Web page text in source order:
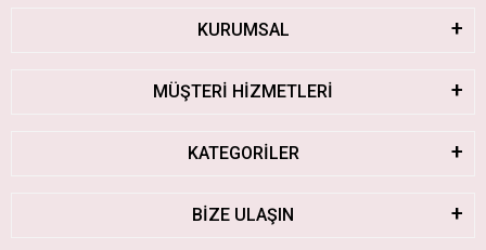
KURUMSAL
MÜŞTERİ HİZMETLERİ
KATEGORİLER
BİZE ULAŞIN